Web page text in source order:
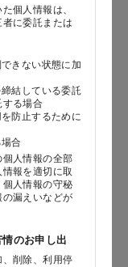
個人情報は、
に委託または
きない状態に加
結している委託
る場合
防止するために
合
人情報の全部
報を適切に取
人情報の守秘
漏えいなどが
のお申し出
削除、利用停
shops
Hong Kong
Thailand